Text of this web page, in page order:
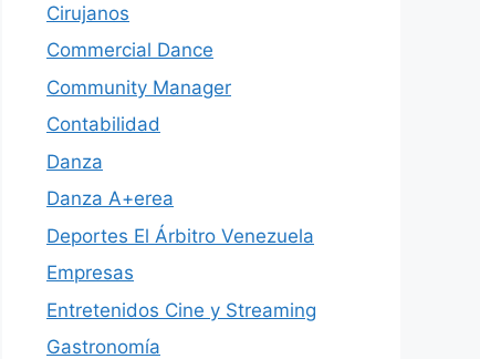
Cirujanos
Commercial Dance
Community Manager
Contabilidad
Danza
Danza A+erea
Deportes El Árbitro Venezuela
Empresas
Entretenidos Cine y Streaming
Gastronomía